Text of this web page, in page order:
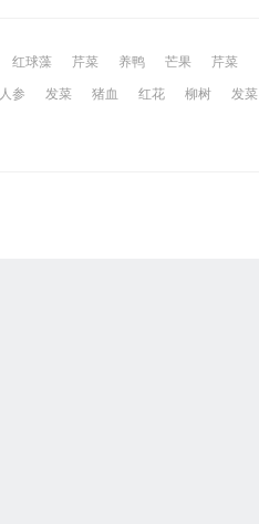
红球藻 芹菜 养鸭 芒果
芹菜
人参 发菜 猪血 红花 柳树
发菜